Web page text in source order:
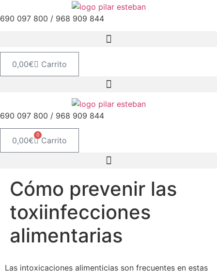
al
690 097 800 / 968 909 844
0,00€ Carrito
690 097 800 / 968 909 844
0,00€
0
Carrito
Cómo prevenir las
toxiinfecciones
alimentarias
Las intoxicaciones alimenticias son frecuentes en estas